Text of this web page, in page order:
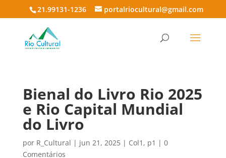
21.99131-1236 portalriocultural@gmail.com
Bienal do Livro Rio 2025
e Rio Capital Mundial
do Livro
por R_Cultural | jun 21, 2025| Col1 , p1 | 0
Comentários